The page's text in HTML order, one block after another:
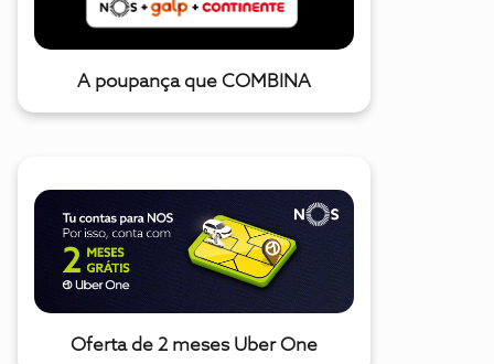
A poupança que COMBINA
Oferta de 2 meses Uber One